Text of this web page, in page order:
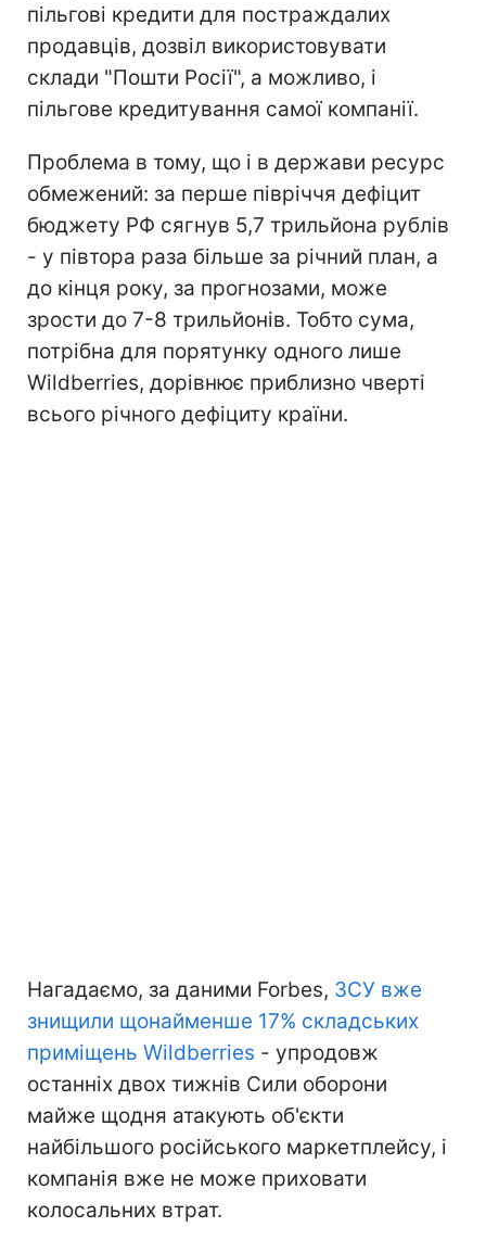
пільгові кредити для постраждалих
продавців, дозвіл використовувати
склади "Пошти Росії", а можливо, і
пільгове кредитування самої компанії.
Проблема в тому, що і в держави ресурс
обмежений: за перше півріччя дефіцит
бюджету РФ сягнув 5,7 трильйона рублів
- у півтора раза більше за річний план, а
до кінця року, за прогнозами, може
зрости до 7-8 трильйонів. Тобто сума,
потрібна для порятунку одного лише
Wildberries, дорівнює приблизно чверті
всього річного дефіциту країни.
Нагадаємо, за даними Forbes, ЗСУ вже
знищили щонайменше 17% складських
приміщень Wildberries - упродовж
останніх двох тижнів Сили оборони
майже щодня атакують об'єкти
найбільшого російського маркетплейсу, і
компанія вже не може приховати
колосальних втрат.